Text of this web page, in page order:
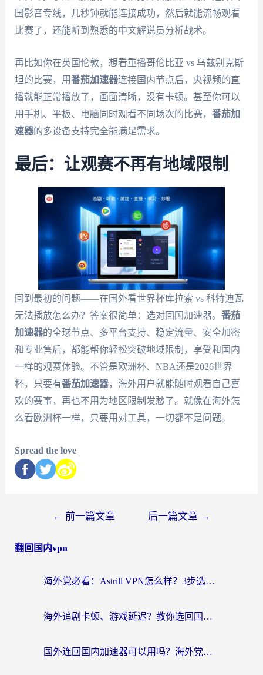
国影音专线，几秒钟就能连接成功，然后就能流畅观看
比赛了，还能听到熟悉的中文解说员分析战术。
再比如你在英国伦敦，想看重播哥伦比亚 vs 乌兹别克斯
坦的比赛，用番茄加速器连接国内节点后，央视频的直
播就能正常播放了，画面清晰，没有卡顿。甚至你可以
用手机、平板、电脑同时观看不同场次的比赛， 番茄加
速器的多设备支持完全能满足需求。
最后：让观赛不再有地域限制
回到最初的问题——在国外看世界杯库拉索 vs 科特迪瓦
无法播放怎么办？答案很简单：选对回国加速器。 番茄
加速器的全球节点、多平台支持、稳定流量、安全加密
和专业售后，都能帮你轻松突破地域限制，享受和国内
一样的观赛体验。不管是欧洲杯、NBA还是2026世界
杯，只要有番茄加速器，海外用户就能随时观看自己喜
欢的赛事，再也不用为地区限制发愁了。就像在海外怎
么看欧洲杯一样，只要用对工具，一切都不是问题。
Spread the love
← 前一篇文章 后一篇文章 →
翻回国内vpn
海外党必看：Astrill VPN怎么样？3步选对回国加速器实现无缝刷剧玩游戏
海外追剧卡顿、游戏延迟？教你选回国加速器，附免费加速器试用一小时福利
国外连回国内加速器可以用吗？海外党亲测实用指南，解决追剧游戏卡顿难题